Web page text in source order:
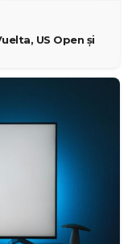
US Open și